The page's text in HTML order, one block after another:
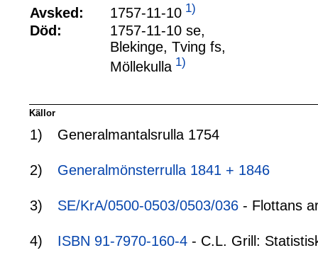
Avsked: 1757-11-10 1)
Död:
1757-11-10 se,
Blekinge, Tving fs,
Möllekulla 1)
Källor
1) Generalmantalsrulla 1754
2) Generalmönsterrulla 1841 + 1846
3) SE/KrA/0500-0503/0503/036 - Flottans
4) ISBN 91-7970-160-4 - C.L. Grill: